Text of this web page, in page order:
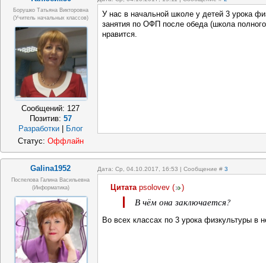
Борушко Татьяна Викторовна
(учитель начальных классов)
Сообщений: 127
Позитив: 57
Разработки | Блог
У нас в начальной школе у детей 3 урока
занятия по ОФП после обеда (школа
нравится.
Статус: Оффлайн
Galina1952 Дата: Ср, 04.10.2017, 16:53 | Сообщение # 3
Поспелова Галина Васильевна
(информатика)
Цитата psolovev ( )
В чём она заключается?
Во всех классах по 3 урока физкультуры в